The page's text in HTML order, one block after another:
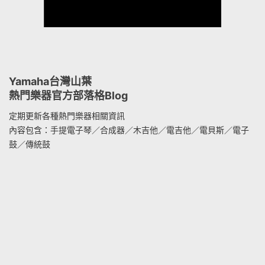
Yamaha台灣山葉
熱門樂器官方部落格Blog
定期更新各種熱門樂器相關資訊
內容包含：手提電子琴／合成器／木吉他／電吉他／電貝斯／電子
鼓／傳統鼓